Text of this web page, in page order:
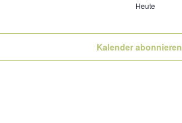
Heute
Kalender abonnieren